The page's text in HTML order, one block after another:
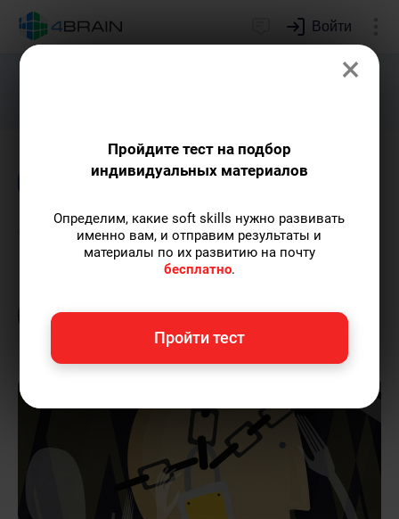
Войти
Подарим индивидуальный план
Психология
Синдром жертвы
Пишу статьи по теме«Психология»и не
×
Пройдите тест на подбор
индивидуальных материалов
Определим, какие soft skills нужно развивать
именно вам, и отправим результаты и
материалы по их развитию на почту
бесплатно.
Пройти тест